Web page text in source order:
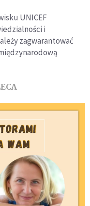
UNICEF
i
zagwarantować